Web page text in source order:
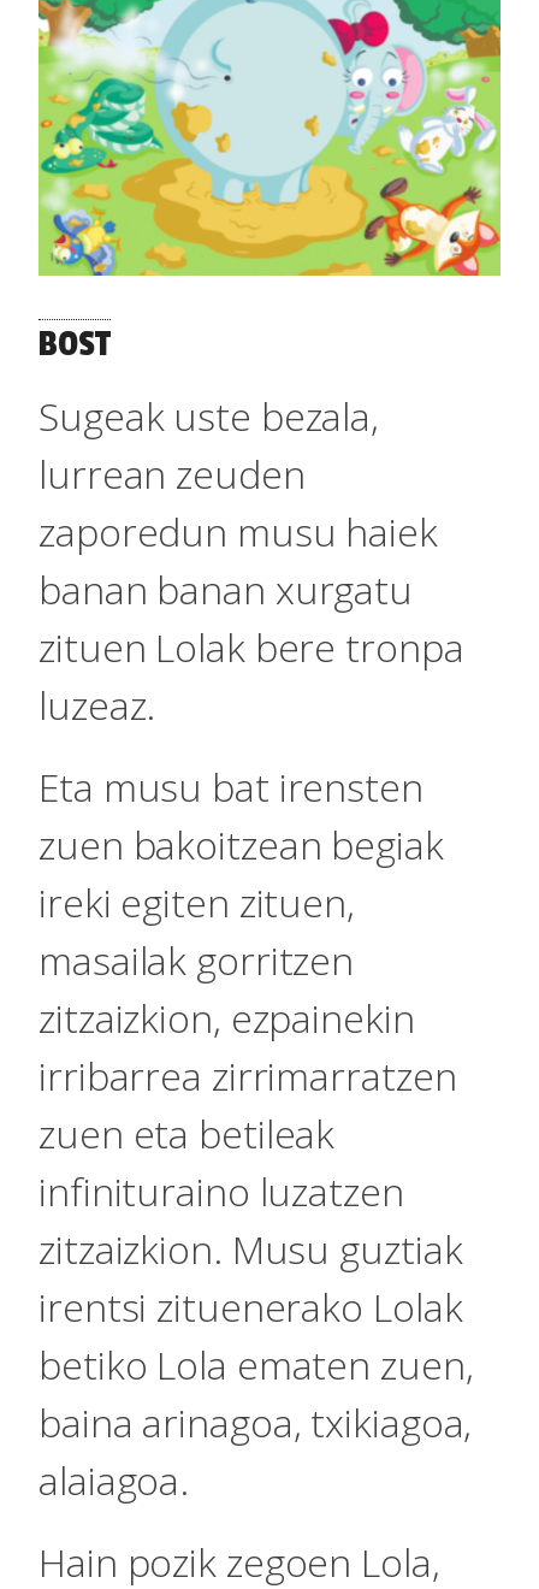
BOST
Sugeak uste bezala,
lurrean zeuden
zaporedun musu haiek
banan banan xurgatu
zituen Lolak bere tronpa
luzeaz.
Eta musu bat irensten
zuen bakoitzean begiak
ireki egiten zituen,
masailak gorritzen
zitzaizkion, ezpainekin
irribarrea zirrimarratzen
zuen eta betileak
infinituraino luzatzen
zitzaizkion. Musu guztiak
irentsi zituenerako Lolak
betiko Lola ematen zuen,
baina arinagoa, txikiagoa,
alaiagoa.
Hain pozik zegoen Lola,